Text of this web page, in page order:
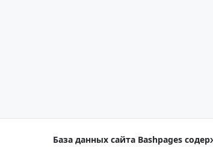
База данных сайта Bashpages